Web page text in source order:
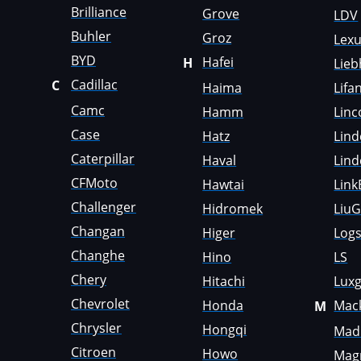
Genset
GMC
Great Wall
Grove
Groz
Hafei
Haima
Hamm
Hatz
Haval
Hawtai
Hidromek
Brilliance
Buhler
BYD
C
Cadillac
Camc
Case
Caterpillar
CFMoto
Challenger
Changan
Changhe
Chery
Chevrolet
Chrysler
Citroen
Grove
Groz
H
Hafei
Haima
Hamm
Hatz
Haval
Hawtai
Hidromek
Higer
Hino
Hitachi
Honda
Hongqi
Howo
LDV
Lifan
LS
M